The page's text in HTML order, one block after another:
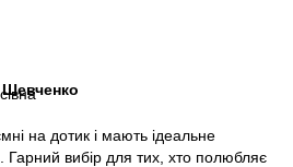
на дотик і мають ідеальне
Гарний вибір для тих, хто полюбляє